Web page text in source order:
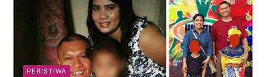
PERISTIWA